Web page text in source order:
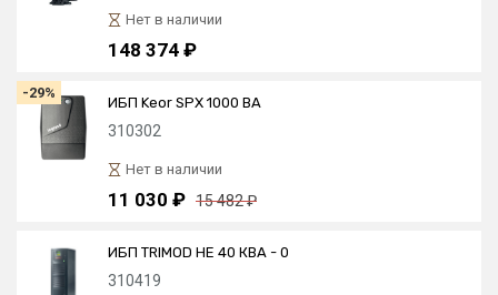
Нет в наличии
148 374 ₽
-29%
ИБП Keor SPX 1000 ВА
310302
Нет в наличии
11 030 ₽ 15 482 ₽
ИБП TRIMOD HE 40 КВА - 0
310419